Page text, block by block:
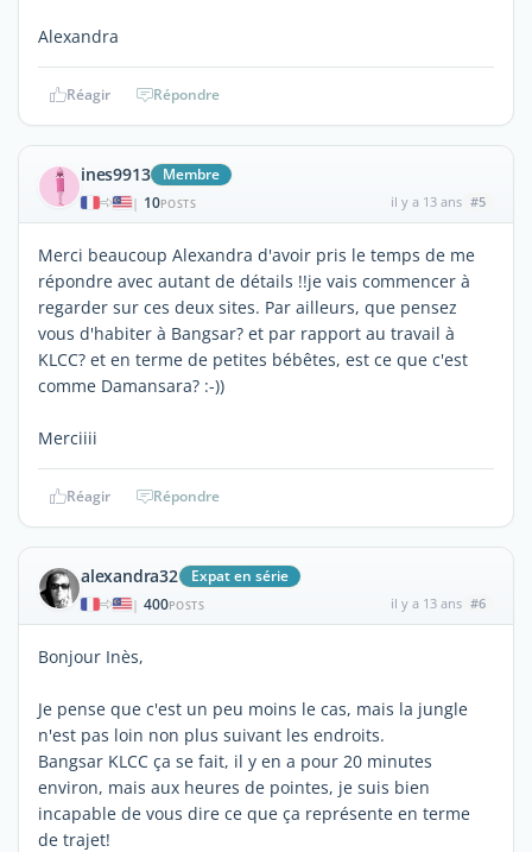
Alexandra
Réagir Répondre
ines9913 Membre
| 10POSTS il y a 13 ans #5
Merci beaucoup Alexandra d'avoir pris le temps de me
répondre avec autant de détails !!je vais commencer à
regarder sur ces deux sites. Par ailleurs, que pensez
vous d'habiter à Bangsar? et par rapport au travail à
KLCC? et en terme de petites bébêtes, est ce que c'est
comme Damansara? :-))
Merciiii
Réagir Répondre
alexandra32 Expat en série
| 400POSTS il y a 13 ans #6
Bonjour Inès,
Je pense que c'est un peu moins le cas, mais la jungle
n'est pas loin non plus suivant les endroits.
Bangsar KLCC ça se fait, il y en a pour 20 minutes
environ, mais aux heures de pointes, je suis bien
incapable de vous dire ce que ça représente en terme
de trajet!